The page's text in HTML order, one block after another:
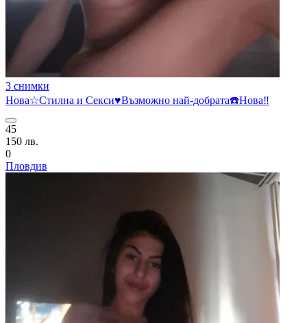
3 снимки
Нова☆Стилна и Секси♥️Възможно най-добрата☎️Нова‼️
45
150 лв.
0
Пловдив